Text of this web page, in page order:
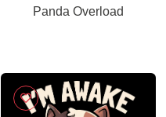
Panda Overload